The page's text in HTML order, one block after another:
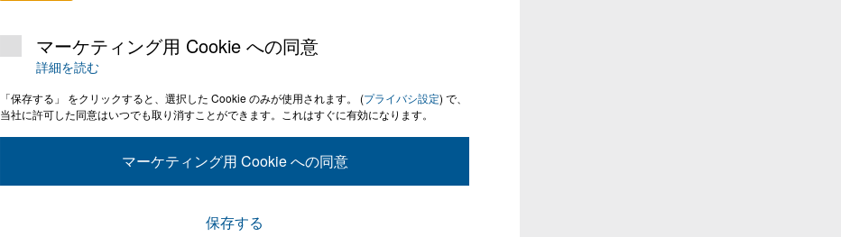
マーケティング用 Cookie への同意
詳細を読む
「保存する」 をクリックすると、選択した Cookie のみが使用されます。 (プライバシ設定) で、
当社に許可した同意はいつでも取り消すことができます。これはすぐに有効になります。
マーケティング用 Cookie への同意
保存する